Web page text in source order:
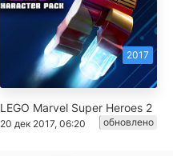
2017
LEGO Marvel Super Heroes 2
20 дек 2017, 06:20 обновлено